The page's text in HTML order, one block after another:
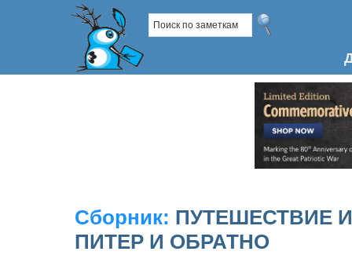
Сборник: ПУТЕШЕСТВИЕ
ПИТЕР И ОБРАТНО